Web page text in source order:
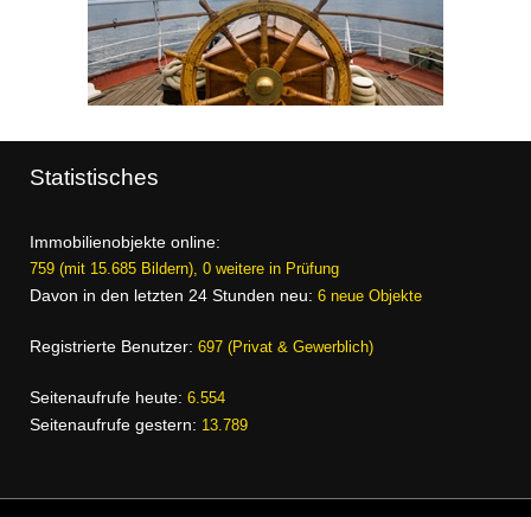
Statistisches
Immobilienobjekte online:
759 (mit 15.685 Bildern), 0 weitere in Prüfung
Davon in den letzten 24 Stunden neu: 6 neue Objekte
Registrierte Benutzer: 697 (Privat & Gewerblich)
Seitenaufrufe heute: 6.554
Seitenaufrufe gestern: 13.789